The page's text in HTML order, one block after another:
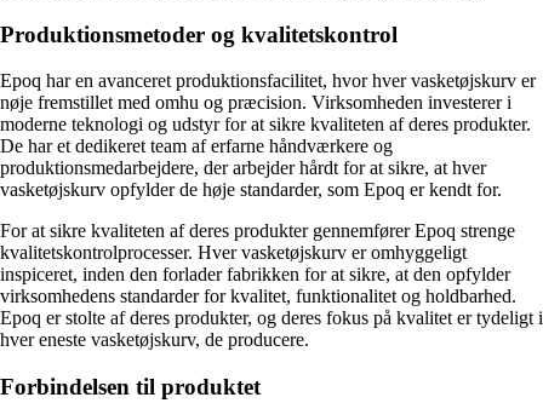
Produktionsmetoder og kvalitetskontrol
Epoq har en avanceret produktionsfacilitet, hvor hver vasketøjskurv er
nøje fremstillet med omhu og præcision. Virksomheden investerer i
moderne teknologi og udstyr for at sikre kvaliteten af deres produkter.
De har et dedikeret team af erfarne håndværkere og
produktionsmedarbejdere, der arbejder hårdt for at sikre, at hver
vasketøjskurv opfylder de høje standarder, som Epoq er kendt for.
For at sikre kvaliteten af deres produkter gennemfører Epoq strenge
kvalitetskontrolprocesser. Hver vasketøjskurv er omhyggeligt
inspiceret, inden den forlader fabrikken for at sikre, at den opfylder
virksomhedens standarder for kvalitet, funktionalitet og holdbarhed.
Epoq er stolte af deres produkter, og deres fokus på kvalitet er tydeligt i
hver eneste vasketøjskurv, de producere.
Forbindelsen til produktet